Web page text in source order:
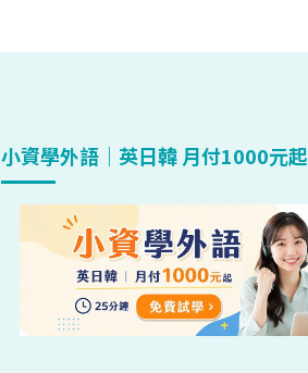
小資學外語｜英日韓 月付1000元起